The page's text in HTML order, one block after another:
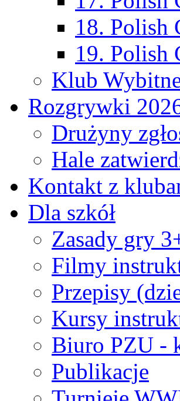
18. Polish
19. Polish
Klub
Rozgrywki
Drużyny
Hale
Kontakt z
Dla szkół
Zasady gry
Filmy
Przepisy
Kursy
Biuro PZU -
Publikacje